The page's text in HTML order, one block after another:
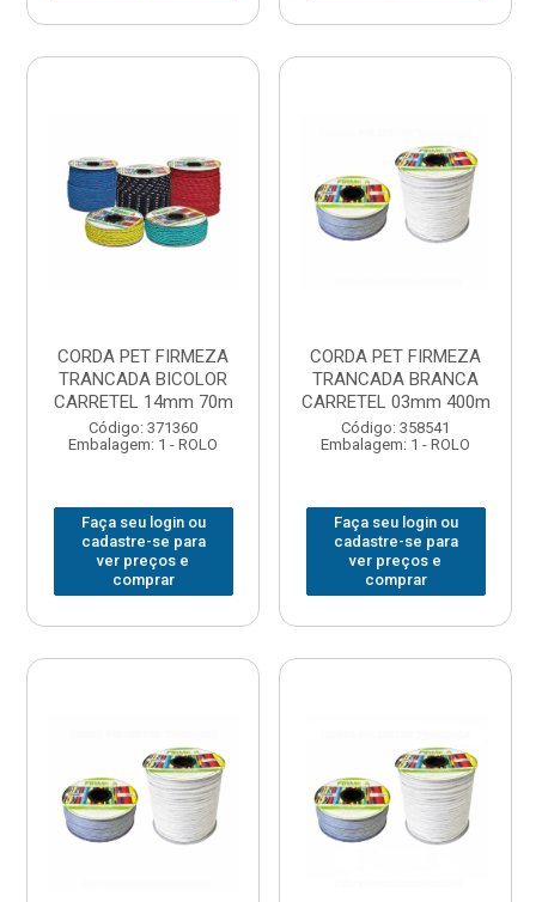
CORDA PET FIRMEZA
TRANCADA BICOLOR
CARRETEL 14mm 70m
Código: 371360
Embalagem: 1 - ROLO
Faça seu login ou
cadastre-se para
ver preços e
comprar
CORDA PET FIRMEZA
TRANCADA BRANCA
CARRETEL 03mm 400m
Código: 358541
Embalagem: 1 - ROLO
Faça seu login ou
cadastre-se para
ver preços e
comprar